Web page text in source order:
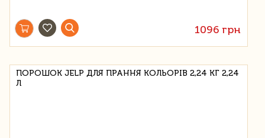
1096 грн
ПОРОШОК JELP ДЛЯ ПРАННЯ КОЛЬОРІВ 2,24 КГ 2,24
Л